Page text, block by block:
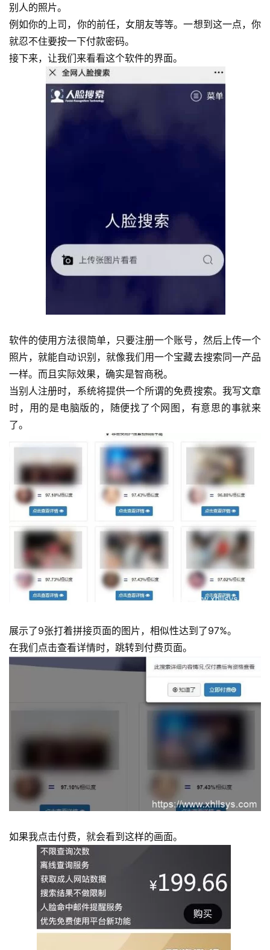
眼
案
例
避
专
区
别人的照片。
例如你的上司，你的前任，女朋友等等。一想到这一点，你
就忍不住要按一下付款密码。
接下来，让我们来看看这个软件的界面。
软件的使用方法很简单，只要注册一个账号，然后上传一个
照片，就能自动识别，就像我们用一个宝藏去搜索同一产品
一样。而且实际效果，确实是智商税。
当别人注册时，系统将提供一个所谓的免费搜索。我写文章
时，用的是电脑版的，随便找了个网图，有意思的事就来
了。
展示了9张打着拼接页面的图片，相似性达到了97%。
在我们点击查看详情时，跳转到付费页面。
如果我点击付费，就会看到这样的画面。